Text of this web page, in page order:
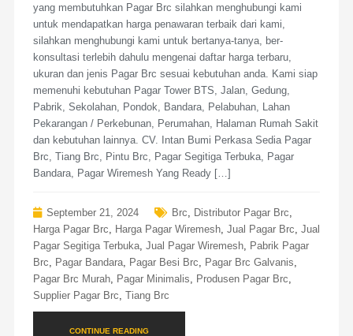
yang membutuhkan Pagar Brc silahkan menghubungi kami
untuk mendapatkan harga penawaran terbaik dari kami,
silahkan menghubungi kami untuk bertanya-tanya, ber-
konsultasi terlebih dahulu mengenai daftar harga terbaru,
ukuran dan jenis Pagar Brc sesuai kebutuhan anda. Kami siap
memenuhi kebutuhan Pagar Tower BTS, Jalan, Gedung,
Pabrik, Sekolahan, Pondok, Bandara, Pelabuhan, Lahan
Pekarangan / Perkebunan, Perumahan, Halaman Rumah Sakit
dan kebutuhan lainnya. CV. Intan Bumi Perkasa Sedia Pagar
Brc, Tiang Brc, Pintu Brc, Pagar Segitiga Terbuka, Pagar
Bandara, Pagar Wiremesh Yang Ready […]
September 21, 2024 Brc Distributor Pagar Brc
Harga Pagar Brc
Harga Pagar Wiremesh, Jual Pagar Brc Jual
Pagar Segitiga Terbuka, Jual Pagar Wiremesh, Pabrik Pagar
Brc
Pagar Bandara, Pagar Besi Brc Pagar Brc Galvanis
Pagar Brc Murah, Pagar Minimalis Produsen Pagar Brc
Supplier Pagar Brc Tiang Brc
CONTINUE READING